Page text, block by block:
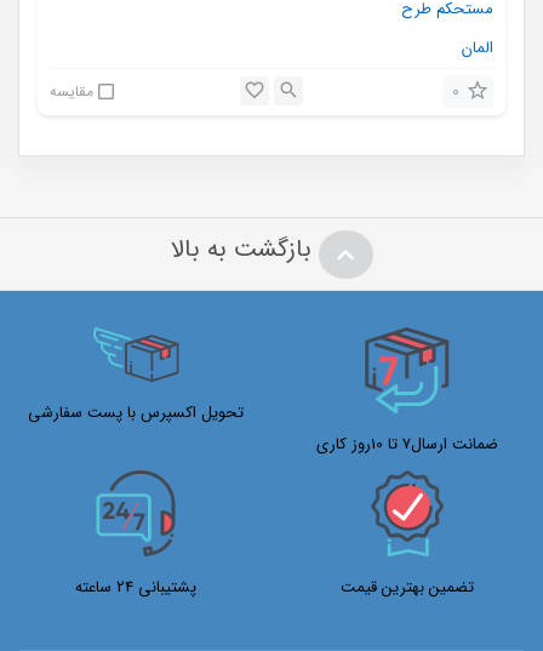
0 مقایسه
بازگشت به بالا
ضمانت ارسال7 تا 10روز کاری
تحویل اکسپرس با پست سفارشی
تضمین بهترین قیمت پشتیبانی 24 ساعته